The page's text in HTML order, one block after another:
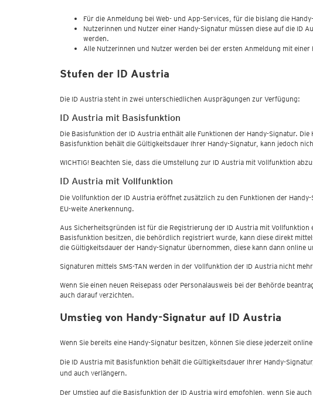
Für die Anmeldung bei Web- und App-Services, für die bislang die
Nutzerinnen und Nutzer einer Handy-Signatur müssen diese auf die ID
werden.
Alle Nutzerinnen und Nutzer werden bei der ersten Anmeldung mit
Stufen der ID Austria
Die ID Austria steht in zwei unterschiedlichen Ausprägungen zur Verfügung:
ID Austria mit Basisfunktion
Die Basisfunktion der ID Austria enthält alle Funktionen der Handy-Signatur.
Basisfunktion behält die Gültigkeitsdauer Ihrer Handy-Signatur, kann jedoch
WICHTIG! Beachten Sie, dass die Umstellung zur ID Austria mit Vollfunktion
ID Austria mit Vollfunktion
Die Vollfunktion der ID Austria eröffnet zusätzlich zu den Funktionen der
EU-weite Anerkennung.
Aus Sicherheitsgründen ist für die Registrierung der ID Austria mit
Basisfunktion besitzen, die behördlich registriert wurde, kann diese direkt
die Gültigkeitsdauer der Handy-Signatur übernommen, diese kann dann online
Signaturen mittels SMS-TAN werden in der Vollfunktion der ID Austria nicht
Wenn Sie einen neuen Reisepass oder Personalausweis bei der Behörde
auch darauf verzichten.
Umstieg von Handy-Signatur auf ID Austria
Wenn Sie bereits eine Handy-Signatur besitzen, können Sie diese jederzeit
Die ID Austria mit Basisfunktion behält die Gültigkeitsdauer Ihrer Handy-
und auch verlängern.
Der Umstieg auf die Basisfunktion der ID Austria wird empfohlen, wenn Sie